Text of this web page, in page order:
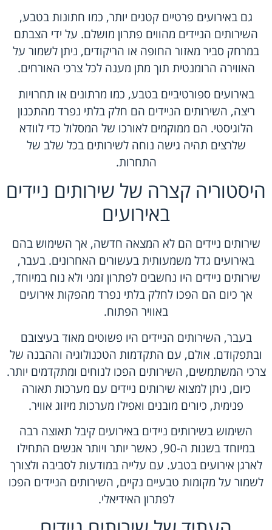
גם באירועים פרטיים קטנים יותר, כמו חתונות בטבע,
השירותים הניידים מהווים פתרון מושלם. על ידי הצבתם
במרחק סביר מאזור החופה או הריקודים, ניתן לשמור על
האווירה הרומנטית תוך מתן מענה לכל צרכי האורחים.
באירועים ספורטיביים בטבע, כמו מרתונים או תחרויות
ריצה, השירותים הניידים הם חלק בלתי נפרד מהתכנון
הלוגיסטי. הם ממוקמים לאורכו של המסלול כדי לוודא
שלרצים תהיה גישה נוחה לשירותים בכל שלב של
התחרות.
היסטוריה קצרה של שירותים ניידים
באירועים
שירותים ניידים הם לא המצאה חדשה, אך השימוש בהם
באירועים גדל משמעותית בעשורים האחרונים. בעבר,
שירותים ניידים היו נחשבים לפתרון זמני ולא נוח במיוחד,
אך כיום הם הפכו לחלק בלתי נפרד מהפקות אירועים
באוויר הפתוח.
בעבר, השירותים הניידים היו פשוטים מאוד בעיצובם
ובתפקודם. אולם, עם התקדמות הטכנולוגיה וההבנה של
צרכי המשתמשים, השירותים הפכו לנוחים ומתקדמים יותר.
כיום, ניתן למצוא שירותים ניידים עם מערכות תאורה
פנימית, כיורים מובנים ואפילו מערכות מיזוג אוויר.
השימוש בשירותים ניידים באירועים קיבל תאוצה רבה
במיוחד בשנות ה-90, כאשר יותר ויותר אנשים התחילו
לארגן אירועים בטבע. עם עלייה במודעות לסביבה ולצורך
לשמור על מקומות טבעיים נקיים, השירותים הניידים הפכו
לפתרון האידיאלי.